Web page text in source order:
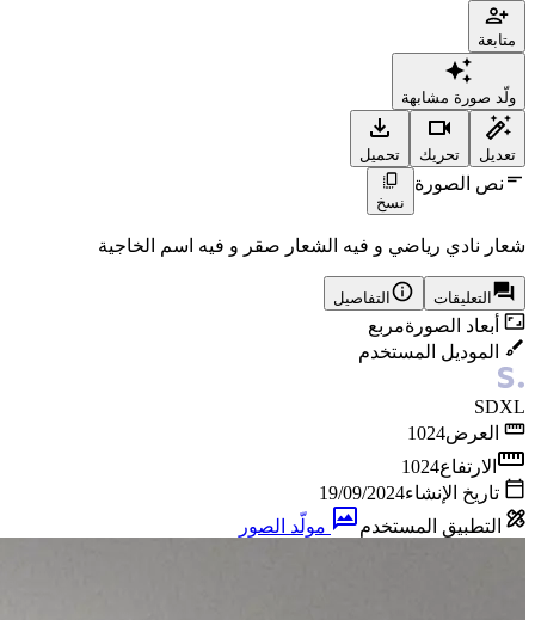
متابعة
ولّد صورة مشابهة
تعديل تحريك تحميل
نص الصورة
نسخ
شعار نادي رياضي و فيه الشعار صقر و فيه اسم الخاجية
التعليقات التفاصيل
أبعاد الصورةمربع
الموديل المستخدم
SDXL
العرض1024
الارتفاع1024
تاريخ الإنشاء19/09/2024
التطبيق المستخدم
مولّد الصور